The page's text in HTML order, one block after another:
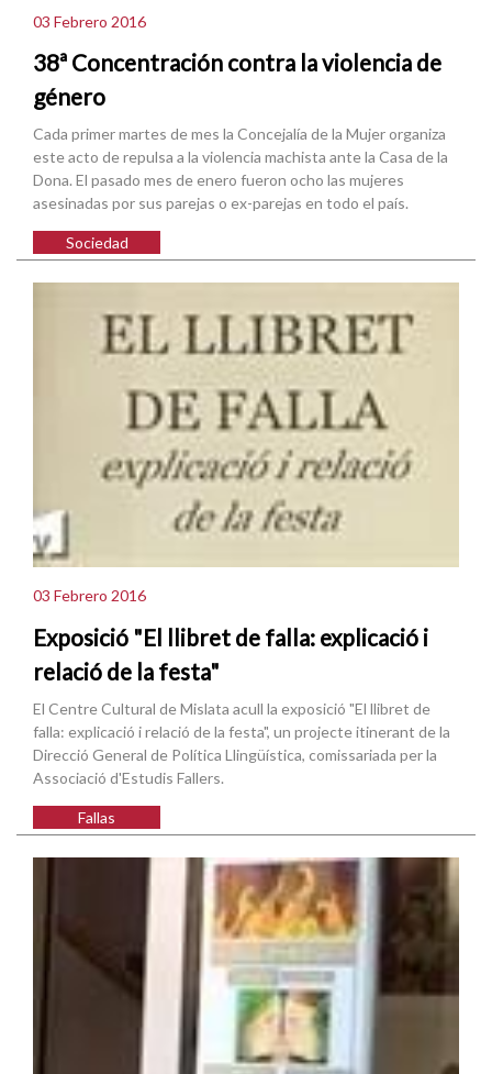
03 Febrero 2016
38ª Concentración contra la violencia de
género
Cada primer martes de mes la Concejalía de la Mujer organiza
este acto de repulsa a la violencia machista ante la Casa de la
Dona. El pasado mes de enero fueron ocho las mujeres
asesinadas por sus parejas o ex-parejas en todo el país.
Sociedad
03 Febrero 2016
Exposició "El llibret de falla: explicació i
relació de la festa"
El Centre Cultural de Mislata acull la exposició "El llibret de
falla: explicació i relació de la festa", un projecte itinerant de la
Direcció General de Política Llingüística, comissariada per la
Associació d'Estudis Fallers.
Fallas